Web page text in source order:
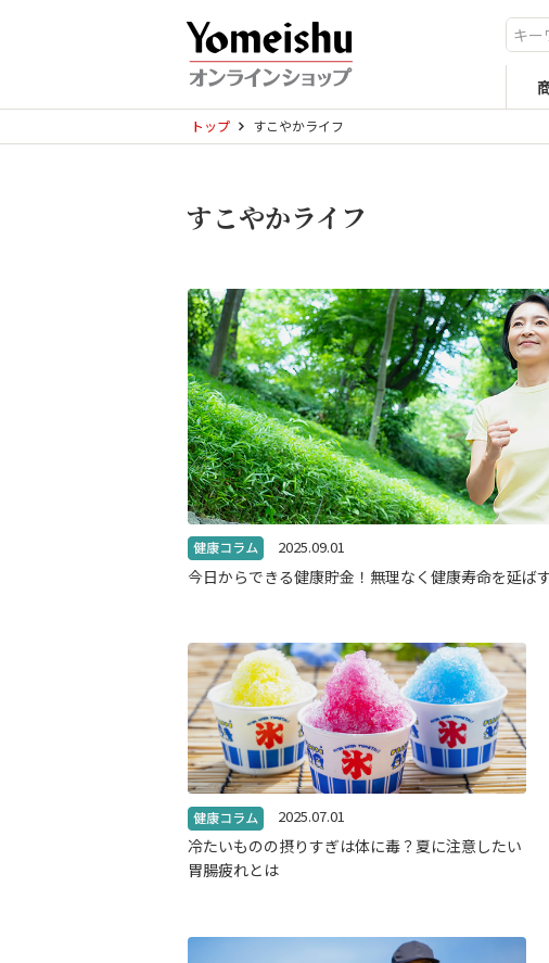
トップ すこやかライフ
すこやかライフ
2025.09.01
今日からできる健康貯金！無理なく健康寿命を延ば
2025.07.01
冷たいものの摂りすぎは体に毒？夏に注意したい
胃腸疲れとは